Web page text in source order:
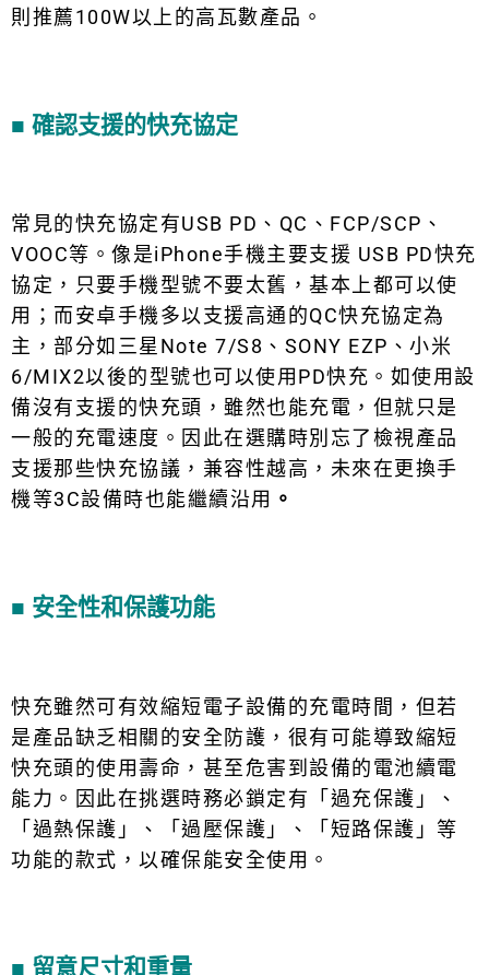
則推薦100W以上的高瓦數產品。
■ 確認支援的快充協定
常見的快充協定有USB PD、QC、FCP/SCP、
VOOC等。像是iPhone手機主要支援 USB PD快充
協定，只要手機型號不要太舊，基本上都可以使
用；而安卓手機多以支援高通的QC快充協定為
主，部分如三星Note 7/S8、SONY EZP、小米
6/MIX2以後的型號也可以使用PD快充。如使用設
備沒有支援的快充頭，雖然也能充電，但就只是
一般的充電速度。因此在選購時別忘了檢視產品
支援那些快充協議，兼容性越高，未來在更換手
機等3C設備時也能繼續沿用 。
■ 安全性和保護功能
快充雖然可有效縮短電子設備的充電時間，但若
是產品缺乏相關的安全防護，很有可能導致縮短
快充頭的使用壽命，甚至危害到設備的電池續電
能力。因此在挑選時務必鎖定有「過充保護」、
「過熱保護」、「過壓保護」、「短路保護」等
功能的款式，以確保能安全使用。
■ 留意尺寸和重量